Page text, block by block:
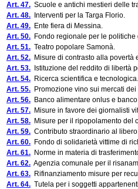
Art. 47. Scuole e antichi mestieri delle
Art. 48. Interventi per la Targa Florio.
Art. 49. Ente fiera di Messina.
Art. 50. Fondo regionale per le politiche
Art. 51. Teatro popolare Samonà.
Art. 52. Misure di contrasto alla povertà
Art. 53. Istituzione del reddito di libertà
Art. 54. Ricerca scientifica e tecnologica.
Art. 55. Promozione vino sui mercati dei
Art. 56. Banco alimentare onlus e
Art. 57. Misure in favore dei giornalisti
Art. 58. Misure per il ripopolamento del
Art. 59. Contributo straordinario al
Art. 60. Fondo di solidarietà vittime di
Art. 61. Norme in materia di
Art. 62. Agenzia comunale per il
Art. 63. Rifinanziamento misure per
Art. 64. Tutela per i soggetti